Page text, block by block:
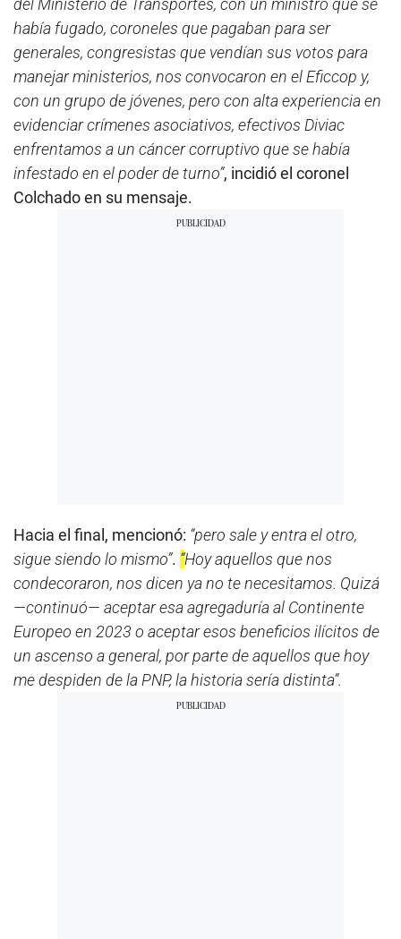
del Ministerio de Transportes, con un ministro que se
había fugado, coroneles que pagaban para ser
generales, congresistas que vendían sus votos para
manejar ministerios, nos convocaron en el Eficcop y,
con un grupo de jóvenes, pero con alta experiencia en
evidenciar crímenes asociativos, efectivos Diviac
enfrentamos a un cáncer corruptivo que se había
infestado en el poder de turno”, incidió el coronel
Colchado en su mensaje.
Hacia el final, mencionó: “pero sale y entra el otro,
sigue siendo lo mismo”. “Hoy aquellos que nos
condecoraron, nos dicen ya no te necesitamos. Quizá
—continuó— aceptar esa agregaduría al Continente
Europeo en 2023 o aceptar esos beneficios ilícitos de
un ascenso a general, por parte de aquellos que hoy
me despiden de la PNP, la historia sería distinta”.